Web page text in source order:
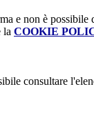
e non è possibile
la COOKIE
consultare